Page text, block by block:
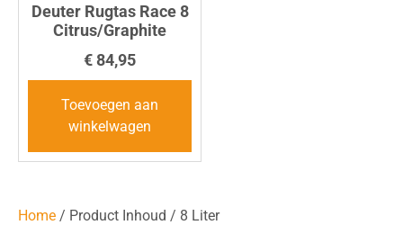
Deuter Rugtas Race 8
Citrus/Graphite
€ 84,95
Toevoegen aan
winkelwagen
Home / Product Inhoud / 8 Liter